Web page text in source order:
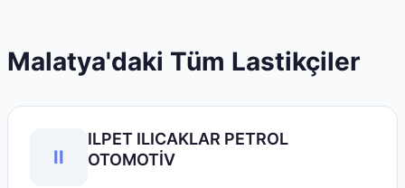
Malatya'daki Tüm Lastikçiler
II
ILPET ILICAKLAR PETROL
OTOMOTİV